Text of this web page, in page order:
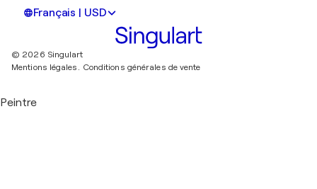
Français | USD
© 2026 Singulart
Mentions légales. Conditions générales de vente
Peintre